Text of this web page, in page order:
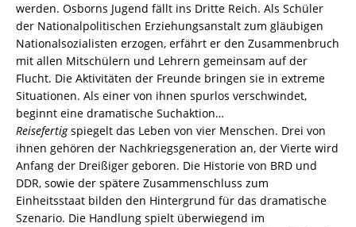
werden. Osborns Jugend fällt ins Dritte Reich. Als Schüler
der Nationalpolitischen Erziehungsanstalt zum gläubigen
Nationalsozialisten erzogen, erfährt er den Zusammenbruch
mit allen Mitschülern und Lehrern gemeinsam auf der
Flucht. Die Aktivitäten der Freunde bringen sie in extreme
Situationen. Als einer von ihnen spurlos verschwindet,
beginnt eine dramatische Suchaktion…
Reisefertigspiegelt das Leben von vier Menschen. Drei von
ihnen gehören der Nachkriegsgeneration an, der Vierte wird
Anfang der Dreißiger geboren. Die Historie von BRD und
DDR, sowie der spätere Zusammenschluss zum
Einheitsstaat bilden den Hintergrund für das dramatische
Szenario. Die Handlung spielt überwiegend im